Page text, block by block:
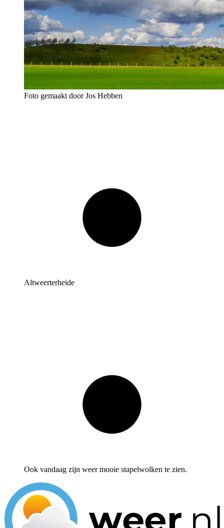
Foto gemaakt door Jos Hebben
Altweerterheide
Ook vandaag zijn weer mooie stapelwolken te zien.